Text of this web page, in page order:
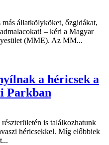
állatkölyköket, őzgidákat,
– kéri a Magyar
(MME). Az MM...
a héricsek a
Parkban
is találkozhatunk
héricsekkel. Míg előbbiek